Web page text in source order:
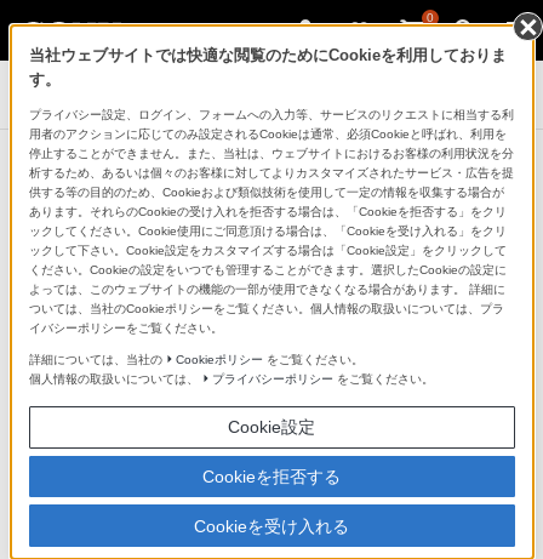
0
デジタル一眼カメラ α（アルファ）
お知らせ お知らせ一覧に戻る
2026年6月12日
ソニーマーケティング株式会社
お客様各位
世界最大規模の写真コンテスト
「Sony World Photography Awards 2026」作品
展を
東京都写真美術館と
ソニーイメージングギャラリーにて開催
当社ウェブサイトでは快適な閲覧のためにCookieを利用しておりま
す。
プライバシー設定、ログイン、フォームへの入力等、サービスのリクエストに相当する利
用者のアクションに応じてのみ設定されるCookieは通常、必須Cookieと呼ばれ、利用を
停止することができません。また、当社は、ウェブサイトにおけるお客様の利用状況を分
析するため、あるいは個々のお客様に対してよりカスタマイズされたサービス・広告を提
供する等の目的のため、Cookieおよび類似技術を使用して一定の情報を収集する場合が
あります。それらのCookieの受け入れを拒否する場合は、「Cookieを拒否する」をクリ
ックしてください。Cookie使用にご同意頂ける場合は、「Cookieを受け入れる」をクリ
ックして下さい。Cookie設定をカスタマイズする場合は「Cookie設定」をクリックして
ください。Cookieの設定をいつでも管理することができます。選択したCookieの設定に
よっては、このウェブサイトの機能の一部が使用できなくなる場合があります。 詳細に
ついては、当社のCookieポリシーをご覧ください。個人情報の取扱いについては、プラ
イバシーポリシーをご覧ください。
詳細については、当社の Cookieポリシー をご覧ください。
個人情報の取扱いについては、
プライバシーポリシー をご覧ください。
Cookie設定
Cookieを拒否する
Cookieを受け入れる